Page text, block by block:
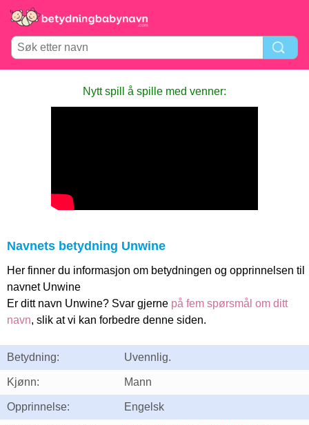
Nytt spill å spille med venner:
Navnets betydning Unwine
Her finner du informasjon om betydningen og opprinnelsen til
navnet Unwine
Er ditt navn Unwine? Svar gjerne på fem spørsmål om ditt
navn, slik at vi kan forbedre denne siden.
Betydning: Uvennlig.
Kjønn: Mann
Opprinnelse: Engelsk